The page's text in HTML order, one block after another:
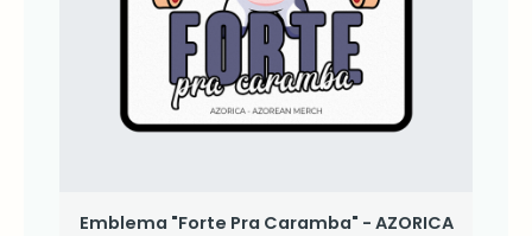
Emblema "Forte Pra Caramba" - AZORICA